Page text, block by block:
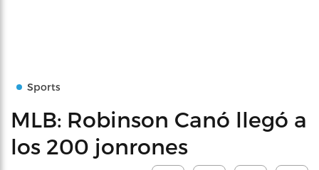
Sports
MLB: Robinson Canó llegó a
los 200 jonrones